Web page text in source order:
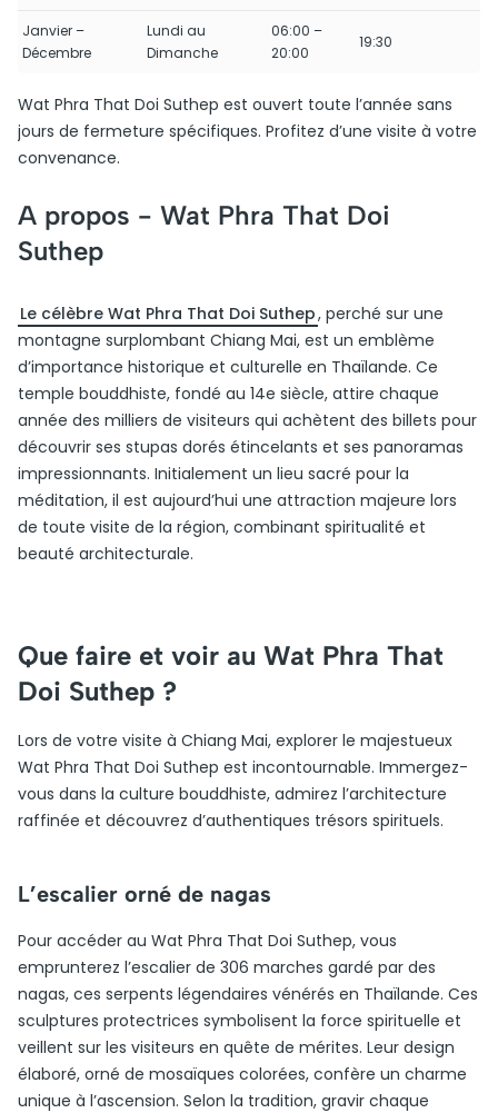
Janvier –
Décembre
Lundi au
Dimanche
06:00 –
20:00
19:30
Wat Phra That Doi Suthep est ouvert toute l’année sans
jours de fermeture spécifiques. Profitez d’une visite à votre
convenance.
A propos - Wat Phra That Doi
Suthep
Le célèbre Wat Phra That Doi Suthep, perché sur une
montagne surplombant Chiang Mai, est un emblème
d’importance historique et culturelle en Thaïlande. Ce
temple bouddhiste, fondé au 14e siècle, attire chaque
année des milliers de visiteurs qui achètent des billets pour
découvrir ses stupas dorés étincelants et ses panoramas
impressionnants. Initialement un lieu sacré pour la
méditation, il est aujourd’hui une attraction majeure lors
de toute visite de la région, combinant spiritualité et
beauté architecturale.
Que faire et voir au Wat Phra That
Doi Suthep ?
Lors de votre visite à Chiang Mai, explorer le majestueux
Wat Phra That Doi Suthep est incontournable. Immergez-
vous dans la culture bouddhiste, admirez l’architecture
raffinée et découvrez d’authentiques trésors spirituels.
L’escalier orné de nagas
Pour accéder au Wat Phra That Doi Suthep, vous
emprunterez l’escalier de 306 marches gardé par des
nagas, ces serpents légendaires vénérés en Thaïlande. Ces
sculptures protectrices symbolisent la force spirituelle et
veillent sur les visiteurs en quête de mérites. Leur design
élaboré, orné de mosaïques colorées, confère un charme
unique à l’ascension. Selon la tradition, gravir chaque